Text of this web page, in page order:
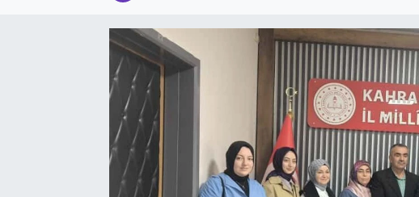
Tarih - Kültür - Sanat - Turizm